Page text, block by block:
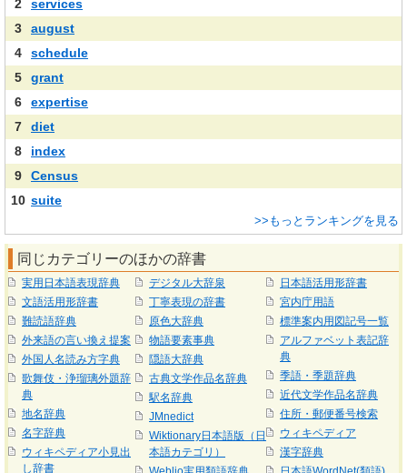
2
services
3
august
4
schedule
5
grant
6
expertise
7
diet
8
index
9
Census
10 suite
>>もっとランキングを見る
同じカテゴリーのほかの辞書
実用日本語表現辞典
文語活用形辞書
難読語辞典
外来語の言い換え提案
外国人名読み方字典
歌舞伎・浄瑠璃外題辞
典
地名辞典
名字辞典
ウィキペディア小見出
し辞書
デジタル大辞泉
丁寧表現の辞書
原色大辞典
物語要素事典
隠語大辞典
古典文学作品名辞典
駅名辞典
JMnedict
Wiktionary日本語版（日
本語カテゴリ）
日本語活用形辞書
宮内庁用語
標準案内用図記号一覧
アルファベット表記辞
典
季語・季題辞典
近代文学作品名辞典
住所・郵便番号検索
ウィキペディア
漢字辞典